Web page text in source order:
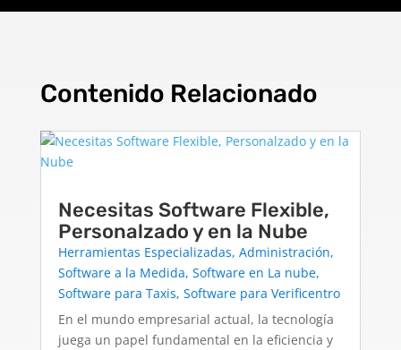
Contenido Relacionado
Necesitas Software Flexible,
Personalzado y en la Nube
Herramientas Especializadas, Administración,
Software a la Medida, Software en La nube,
Software para Taxis, Software para Verificentro
En el mundo empresarial actual, la tecnología
juega un papel fundamental en la eficiencia y